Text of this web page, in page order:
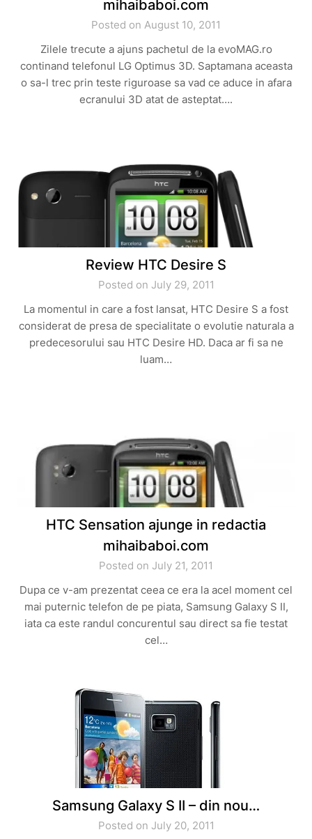
mihaibaboi.com
Posted on August 10, 2011
Zilele trecute a ajuns pachetul de la evoMAG.ro
continand telefonul LG Optimus 3D. Saptamana aceasta
o sa-l trec prin teste riguroase sa vad ce aduce in afara
ecranului 3D atat de asteptat….
Review HTC Desire S
Posted on July 29, 2011
La momentul in care a fost lansat, HTC Desire S a fost
considerat de presa de specialitate o evolutie naturala a
predecesorului sau HTC Desire HD. Daca ar fi sa ne
luam…
HTC Sensation ajunge in redactia
mihaibaboi.com
Posted on July 21, 2011
Dupa ce v-am prezentat ceea ce era la acel moment cel
mai puternic telefon de pe piata, Samsung Galaxy S II,
iata ca este randul concurentul sau direct sa fie testat
cel…
Samsung Galaxy S II – din nou…
Posted on July 20, 2011